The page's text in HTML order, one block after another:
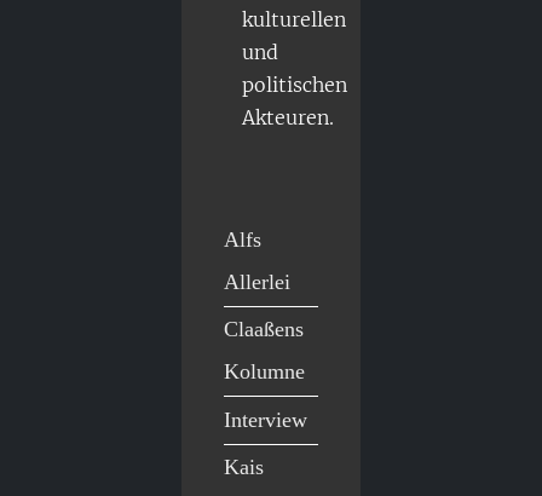
kulturellen
und
politischen
Akteuren.
Alfs
Allerlei
Claaßens
Kolumne
Interview
Kais